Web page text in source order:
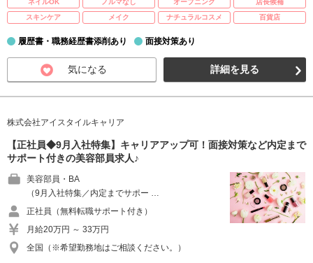
ネイルOK ノルマなし オープニング
店長候補
スキンケア
メイク ナチュラルコスメ 百貨店
履歴書・職務経歴書添削あり 面接対策あり
気になる 詳細を見る
株式会社アイスタイルキャリア
【正社員◆9月入社特集】キャリアアップ可！面接対策など内定まで
サポート付きの美容部員求人♪
美容部員・BA
（9月入社特集／内定までサポー …
正社員（無料転職サポート付き）
月給20万円 ～ 33万円
全国（※希望勤務地はご相談ください。）